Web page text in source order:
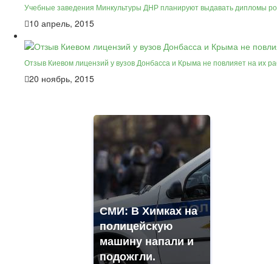
Учебные заведения Минкультуры ДНР планируют выдавать дипломы
10 апрель, 2015
Отзыв Киевом лицензий у вузов Донбасса и Крыма не повлияет на их
20 ноябрь, 2015
СМИ: В Химках на
полицейскую
машину напали и
подожгли.